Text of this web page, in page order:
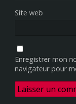
Site web
Enregistrer mon
navigateur pour